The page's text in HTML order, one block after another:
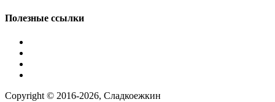
Полезные ссылки
Copyright © 2016-2026, Сладкоежкин